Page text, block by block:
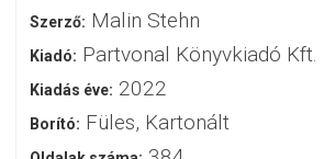
Szerző: Malin Stehn
Kiadó: Partvonal Könyvkiadó Kft.
Kiadás éve: 2022
Borító: Füles, Kartonált